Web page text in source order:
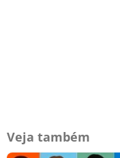
Veja também